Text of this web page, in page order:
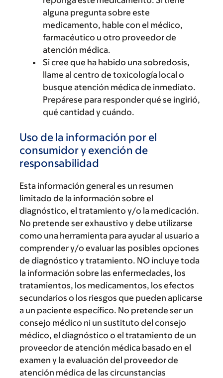
alguna pregunta sobre este
medicamento, hable con el médico,
farmacéutico u otro proveedor de
atención médica.
Si cree que ha habido una sobredosis,
llame al centro de toxicología local o
busque atención médica de inmediato.
Prepárese para responder qué se ingirió,
qué cantidad y cuándo.
Uso de la información por el
consumidor y exención de
responsabilidad
Esta información general es un resumen
limitado de la información sobre el
diagnóstico, el tratamiento y/o la medicación.
No pretende ser exhaustivo y debe utilizarse
como una herramienta para ayudar al usuario a
comprender y/o evaluar las posibles opciones
de diagnóstico y tratamiento. NO incluye toda
la información sobre las enfermedades, los
tratamientos, los medicamentos, los efectos
secundarios o los riesgos que pueden aplicarse
a un paciente específico. No pretende ser un
consejo médico ni un sustituto del consejo
médico, el diagnóstico o el tratamiento de un
proveedor de atención médica basado en el
examen y la evaluación del proveedor de
atención médica de las circunstancias